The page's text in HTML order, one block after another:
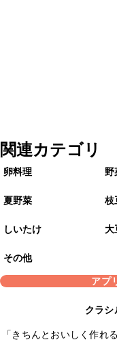
関連カテゴリ
卵料理 野
夏野菜 枝
しいたけ 大
その他
アプ
クラシ
「きちんとおいしく作れ